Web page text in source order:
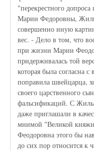
"перекрестного
Марии Федоровны,
совершенно иную
вес. - Дело в том, что
при жизни Марии
придерживалась той
которая была согласна
поправила швейцарца,
своего царственного
фальсификаций. С
даже приглашали в
мнимой "Великой
Феодоровна этого бы
до сих пор относится к